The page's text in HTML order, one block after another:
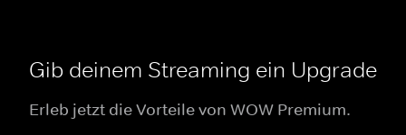
Gib deinem Streaming ein Upgrade
Erleb jetzt die Vorteile von WOW Premium.